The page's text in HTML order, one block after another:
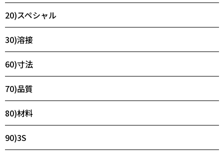
20)スペシャル
30)溶接
60)寸法
70)品質
80)材料
90)3S